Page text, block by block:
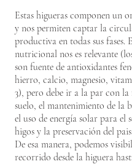
Estas higueras componen un
y nos permiten captar la
productiva en todas sus fases.
nutricional nos es relevante
son fuente de antioxidantes
hierro, calcio, magnesio,
3), pero debe ir a la par con
suelo, el mantenimiento de la
el uso de energía solar para el
higos y la preservación del
De esa manera, podemos
recorrido desde la higuera